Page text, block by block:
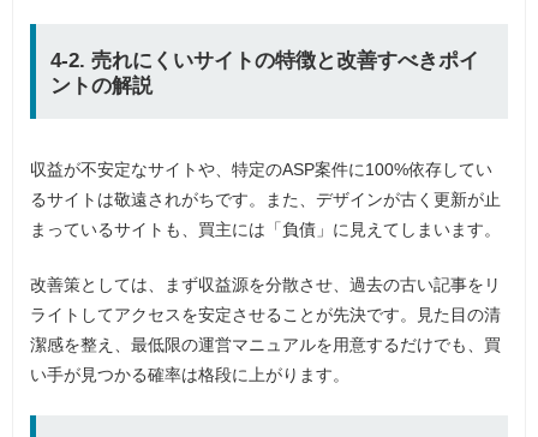
4-2. 売れにくいサイトの特徴と改善すべきポイ
ントの解説
収益が不安定なサイトや、特定のASP案件に100%依存してい
るサイトは敬遠されがちです。また、デザインが古く更新が止
まっているサイトも、買主には「負債」に見えてしまいます。
改善策としては、まず収益源を分散させ、過去の古い記事をリ
ライトしてアクセスを安定させることが先決です。見た目の清
潔感を整え、最低限の運営マニュアルを用意するだけでも、買
い手が見つかる確率は格段に上がります。